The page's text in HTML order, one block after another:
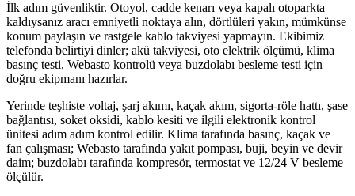
İlk adım güvenliktir. Otoyol, cadde kenarı veya kapalı otoparkta
kaldıysanız aracı emniyetli noktaya alın, dörtlüleri yakın, mümkünse
konum paylaşın ve rastgele kablo takviyesi yapmayın. Ekibimiz
telefonda belirtiyi dinler; akü takviyesi, oto elektrik ölçümü, klima
basınç testi, Webasto kontrolü veya buzdolabı besleme testi için
doğru ekipmanı hazırlar.
Yerinde teşhiste voltaj, şarj akımı, kaçak akım, sigorta-röle hattı, şase
bağlantısı, soket oksidi, kablo kesiti ve ilgili elektronik kontrol
ünitesi adım adım kontrol edilir. Klima tarafında basınç, kaçak ve
fan çalışması; Webasto tarafında yakıt pompası, buji, beyin ve devir
daim; buzdolabı tarafında kompresör, termostat ve 12/24 V besleme
ölçülür.